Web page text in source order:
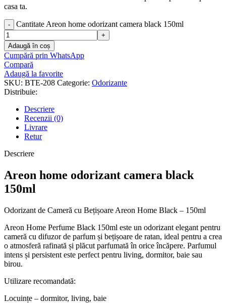
casa ta.
Cantitate Areon home odorizant camera black 150ml
Adaugă în coș
Cumpără prin WhatsApp
Compară
Adaugă la favorite
SKU: BTE-208 Categorie: Odorizante
Distribuie:
Descriere
Recenzii (0)
Livrare
Retur
Descriere
Areon home odorizant camera black
150ml
Odorizant de Cameră cu Bețișoare Areon Home Black – 150ml
Areon Home Perfume Black 150ml este un odorizant elegant pentru
cameră cu difuzor de parfum și bețișoare de ratan, ideal pentru a crea
o atmosferă rafinată și plăcut parfumată în orice încăpere. Parfumul
intens și persistent este perfect pentru living, dormitor, baie sau
birou.
Utilizare recomandată:
Locuințe – dormitor, living, baie